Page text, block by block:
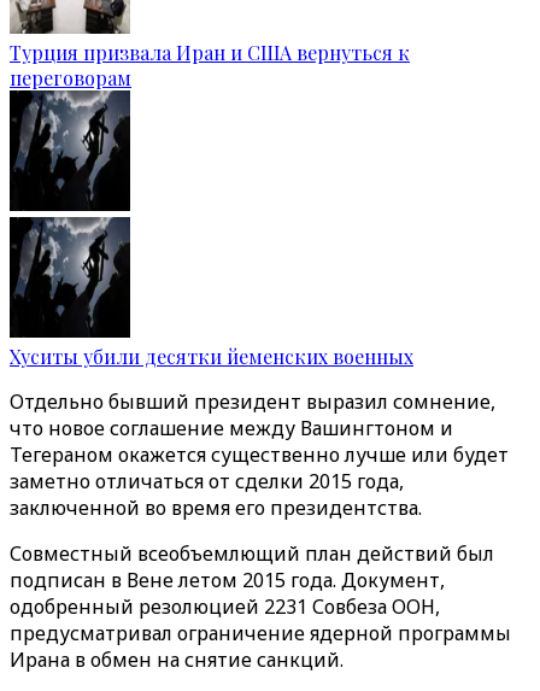
Турция призвала Иран и США вернуться к
переговорам
Хуситы убили десятки йеменских военных
Отдельно бывший президент выразил сомнение,
что новое соглашение между Вашингтоном и
Тегераном окажется существенно лучше или будет
заметно отличаться от сделки 2015 года,
заключенной во время его президентства.
Совместный всеобъемлющий план действий был
подписан в Вене летом 2015 года. Документ,
одобренный резолюцией 2231 Совбеза ООН,
предусматривал ограничение ядерной программы
Ирана в обмен на снятие санкций.